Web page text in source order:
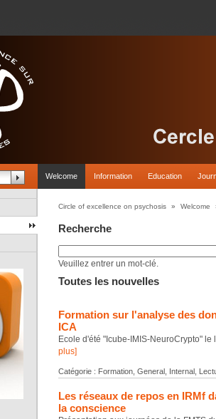
Welcome Information Education
Circle of excellence on psychosis » Welcome
Recherche
Veuillez entrer un mot-clé.
Toutes les nouvelles
Formation sur l'analyse des
ICA
Ecole d'été "Icube-IMIS-NeuroCrypto"
plus]
Catégorie : Formation, General, Internal,
Les réseaux de repos en IRMf
la conscience